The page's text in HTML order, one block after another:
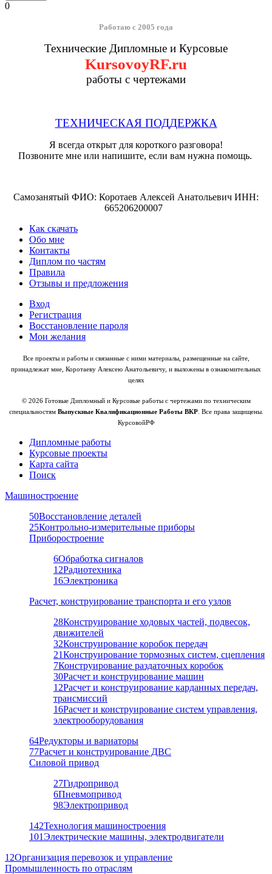
0
Работаю с 2005 года
Технические Дипломные и Курсовые
KursovoyRF.ru
работы с чертежами
ТЕХНИЧЕСКАЯ ПОДДЕРЖКА
Я всегда открыт для короткого разговора!
Позвоните мне или напишите, если вам нужна помощь.
Самозанятый ФИО: Коротаев Алексей Анатольевич ИНН:
665206200007
Как скачать
Обо мне
Контакты
Диплом по частям
Правила
Отзывы и предложения
Вход
Регистрация
Восстановление пароля
Мои желания
Все проекты и работы и связанные с ними материалы, размещенные на сайте,
принадлежат мне, Коротаеву Алексею Анатольевичу, и выложены в ознакомительных
целях
© 2026 Готовые Дипломный и Курсовые работы с чертежами по техническим
специальностям Выпускные Квалификационные Работы ВКР. Все права защищены.
КурсовойРФ
Дипломные работы
Курсовые проекты
Карта сайта
Поиск
Машиностроение
50Восстановление деталей
25Контрольно-измерительные приборы
Приборостроение
6Обработка сигналов
12Радиотехника
16Электроника
Расчет, конструирование транспорта и его узлов
28Конструирование ходовых частей, подвесок,
движителей
32Конструирование коробок передач
21Конструирование тормозных систем, сцепления
7Конструирование раздаточных коробок
30Расчет и конструирование машин
12Расчет и конструирование карданных передач,
трансмиссий
16Расчет и конструирование систем управления,
электрооборудования
64Редукторы и вариаторы
77Расчет и конструирование ДВС
Силовой привод
27Гидропривод
6Пневмопривод
98Электропривод
142Технология машиностроения
101Электрические машины, электродвигатели
12Организация перевозок и управление
Промышленность по отраслям